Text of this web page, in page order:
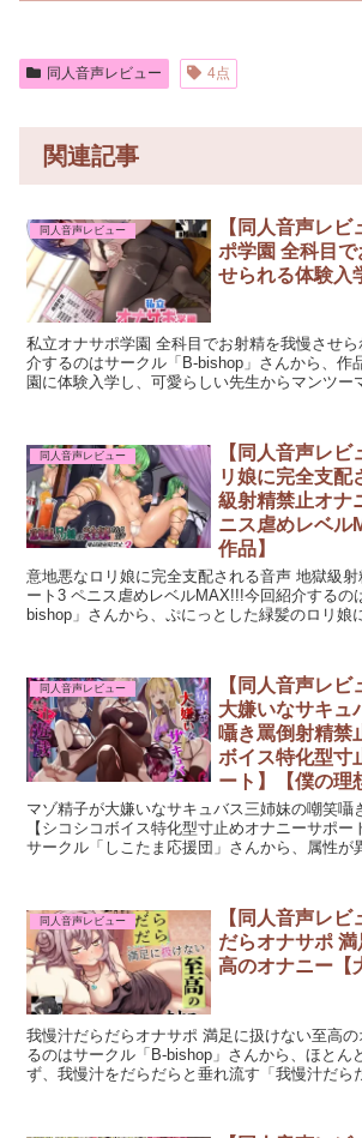
同人音声レビュー 4点
関連記事
同人音声レビュー
【同人音声レ
ポ学園 全科目
せられる体験入
私立オナサポ学園 全科目でお射精を我慢させ
介するのはサークル「B-bishop」さんから、作
園に体験入学し、可愛らしい先生からマンツー
同人音声レビュー
【同人音声レ
リ娘に完全支配
級射精禁止オナ
ニス虐めレベル
作品】
意地悪なロリ娘に完全支配される音声 地獄級
ート3 ペニス虐めレベルMAX!!!今回紹介するの
bishop」さんから、ぷにっとした緑髪のロリ娘
同人音声レビュー
【同人音声レ
大嫌いなサキュ
囁き罵倒射精禁
ボイス特化型寸
ート】【僕の理
マゾ精子が大嫌いなサキュバス三姉妹の嘲笑囁
【シコシコボイス特化型寸止めオナニーサポー
サークル「しこたま応援団」さんから、属性が
同人音声レビュー
【同人音声レ
だらオナサポ
高のオナニー【
我慢汁だらだらオナサポ 満足に扱けない至高
るのはサークル「B-bishop」さんから、ほとん
ず、我慢汁をだらだらと垂れ流す「我慢汁だら